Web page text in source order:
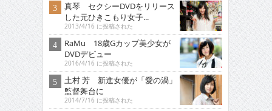
真琴 セクシーDVDをリリース
した元ひきこもり女子...
2013/4/16 に投稿された
RaMu 18歳Gカップ美少女が
DVDデビュー
2016/4/16 に投稿された
土村 芳 新進女優が「愛の渦」
監督舞台に
2014/7/16 に投稿された